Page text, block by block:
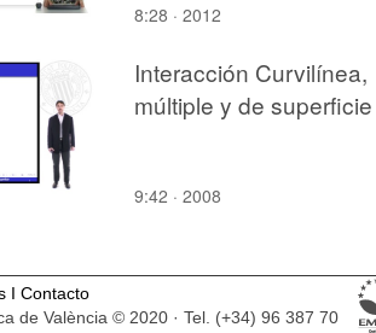
8:28 · 2012
Interacción Curvilínea,
múltiple y de superficie
9:42 · 2008
I Contacto
de València © 2020 · Tel. (+34) 96 387 70